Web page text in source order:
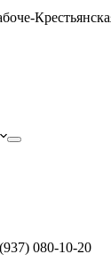
080-10-20